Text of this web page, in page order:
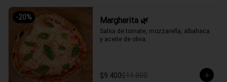
-20% Margherita 🌿
Salsa de tomate, mozzarella, albahaca
y aceite de oliva.
$9.400$11.800